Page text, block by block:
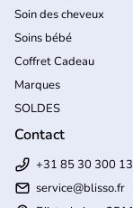
Soin des cheveux
Soins bébé
Coffret Cadeau
Marques
SOLDES
Contact
+31 85 30 300 13
service@blisso.fr